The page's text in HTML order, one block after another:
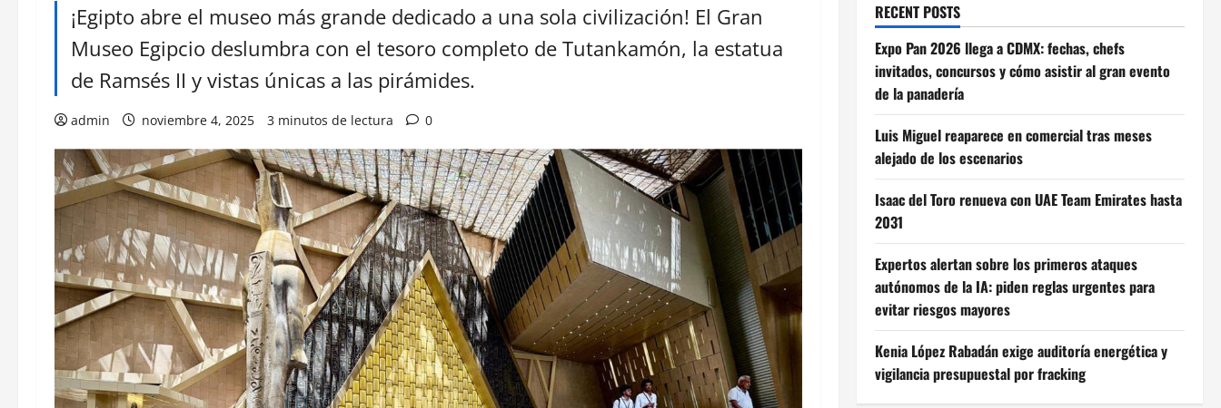
¡Egipto abre el museo más grande dedicado a una sola civilización! El Gran
Museo Egipcio deslumbra con el tesoro completo de Tutankamón, la estatua
de Ramsés II y vistas únicas a las pirámides.
admin noviembre 4, 2025 3 minutos de lectura 0
RECENT POSTS
Expo Pan 2026 llega a CDMX: fechas, chefs
invitados, concursos y cómo asistir al gran evento
de la panadería
Luis Miguel reaparece en comercial tras meses
alejado de los escenarios
Isaac del Toro renueva con UAE Team Emirates hasta
2031
Expertos alertan sobre los primeros ataques
autónomos de la IA: piden reglas urgentes para
evitar riesgos mayores
Kenia López Rabadán exige auditoría energética y
vigilancia presupuestal por fracking